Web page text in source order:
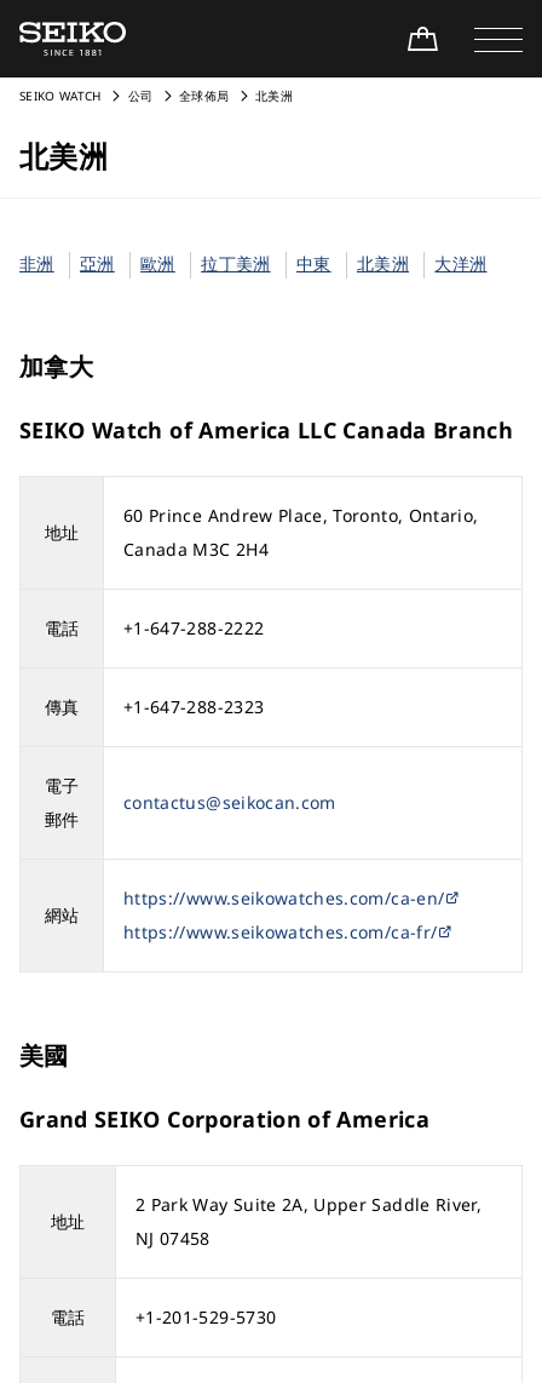
SEIKO WATCH 公司 全球佈局 北美洲
北美洲
非洲 亞洲 歐洲 拉丁美洲 中東 北美洲 大洋洲
加拿大
SEIKO Watch of America LLC Canada Branch
地址
60 Prince Andrew Place, Toronto, Ontario,
Canada M3C 2H4
電話 +1-647-288-2222
傳真 +1-647-288-2323
電子
郵件
contactus@seikocan.com
網站
https://www.seikowatches.com/ca-en/
https://www.seikowatches.com/ca-fr/
美國
Grand SEIKO Corporation of America
地址
2 Park Way Suite 2A, Upper Saddle River,
NJ 07458
電話 +1-201-529-5730